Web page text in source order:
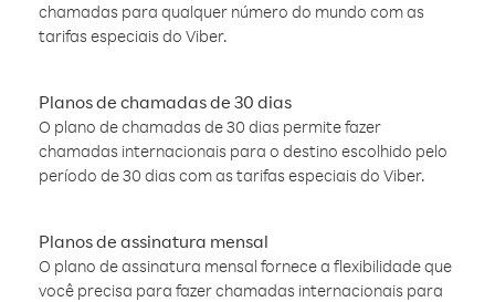
chamadas para qualquer número do mundo com as
tarifas especiais do Viber.
Planos de chamadas de 30 dias
O plano de chamadas de 30 dias permite fazer
chamadas internacionais para o destino escolhido pelo
período de 30 dias com as tarifas especiais do Viber.
Planos de assinatura mensal
O plano de assinatura mensal fornece a flexibilidade que
você precisa para fazer chamadas internacionais para